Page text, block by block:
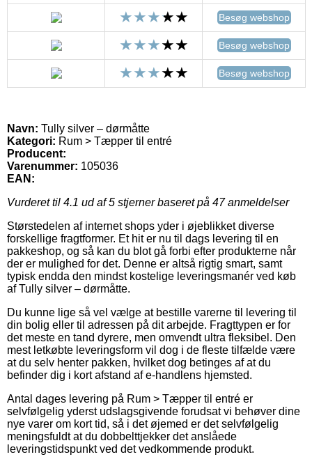
Besøg webshop
Besøg webshop
Besøg webshop
Navn: Tully silver – dørmåtte
Kategori: Rum > Tæpper til entré
Producent:
Varenummer: 105036
EAN:
Vurderet til 4.1 ud af 5 stjerner baseret på 47anmeldelser
Størstedelen af internet shops yder i øjeblikket diverse
forskellige fragtformer. Et hit er nu til dags levering til en
pakkeshop, og så kan du blot gå forbi efter produkterne når
der er mulighed for det. Denne er altså rigtig smart, samt
typisk endda den mindst kostelige leveringsmanér ved køb
af Tully silver – dørmåtte.
Du kunne lige så vel vælge at bestille varerne til levering til
din bolig eller til adressen på dit arbejde. Fragttypen er for
det meste en tand dyrere, men omvendt ultra fleksibel. Den
mest letkøbte leveringsform vil dog i de fleste tilfælde være
at du selv henter pakken, hvilket dog betinges af at du
befinder dig i kort afstand af e-handlens hjemsted.
Antal dages levering på Rum > Tæpper til entré er
selvfølgelig yderst udslagsgivende forudsat vi behøver dine
nye varer om kort tid, så i det øjemed er det selvfølgelig
meningsfuldt at du dobbelttjekker det anslåede
leveringstidspunkt ved det vedkommende produkt.